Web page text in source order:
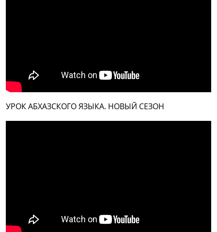
УРОК АБХАЗСКОГО ЯЗЫКА. НОВЫЙ СЕЗОН